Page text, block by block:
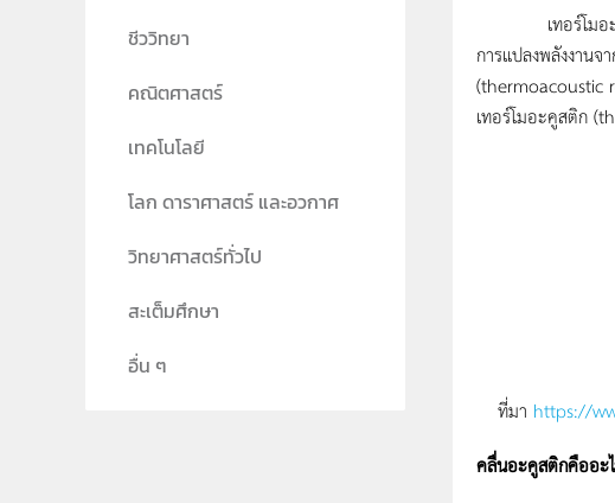
เทอร์โมอะคูสติ
การแปลงพลังงาน
(thermoacoustic
เทอร์โมอะคูสติก
ที่มา https://
คลื่นอะคูสติกคืออะ
ชีววิทยา
คณิตศาสตร์
เทคโนโลยี
โลก ดาราศาสตร์ และอวกาศ
วิทยาศาสตร์ทั่วไป
สะเต็มศึกษา
อื่น ๆ